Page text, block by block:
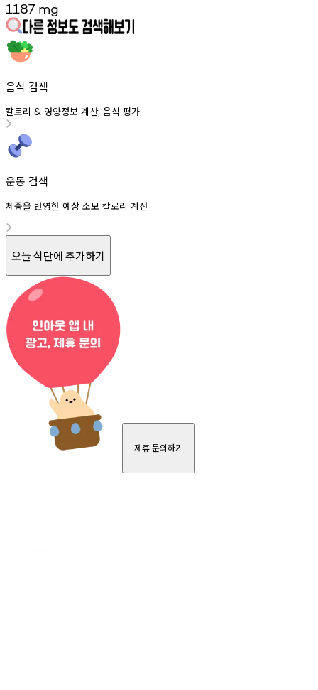
1187 mg
음식 검색
칼로리 & 영양정보 계산, 음식 평가
운동 검색
체중을 반영한 예상 소모 칼로리 계산
오늘 식단에 추가하기
제휴 문의하기